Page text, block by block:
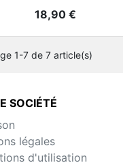
Prix
18,90 €
1-7 de 7 article(s)
SOCIÉTÉ
légales
d'utilisation